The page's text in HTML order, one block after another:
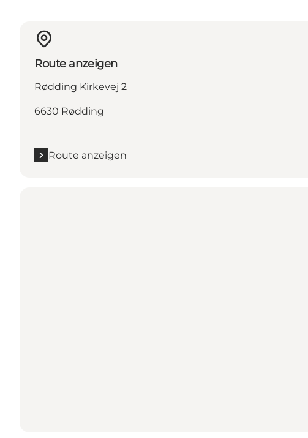
Route anzeigen
Rødding Kirkevej 2
6630 Rødding
Route anzeigen